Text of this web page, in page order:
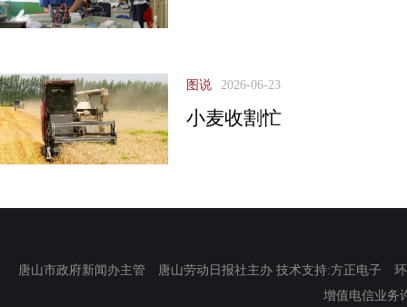
图说 2026-06-23
小麦收割忙
唐山市政府新闻办主管 唐山劳动日报社主办 技术支持:方正电子
增值电信业务